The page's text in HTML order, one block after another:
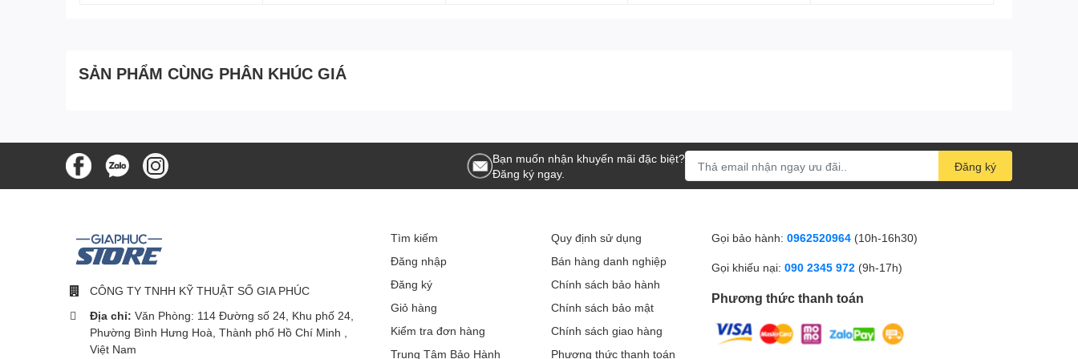
SẢN PHẨM CÙNG PHÂN KHÚC GIÁ
Bạn muốn nhận khuyến mãi đặc biệt?
Đăng ký ngay.
Đăng ký
CÔNG TY TNHH KỸ THUẬT SỐ GIA PHÚC
Địa chỉ: Văn Phòng: 114 Đường số 24, Khu phố 24,
Phường Bình Hưng Hoà, Thành phố Hồ Chí Minh ,
Việt Nam
Tìm kiếm
Đăng nhập
Đăng ký
Giỏ hàng
Kiểm tra đơn hàng
Trung Tâm Bảo Hành
Quy định sử dụng
Bán hàng danh nghiệp
Chính sách bảo hành
Chính sách bảo mật
Chính sách giao hàng
Phương thức thanh toán
Gọi bảo hành: 0962520964 (10h-16h30)
Gọi khiếu nại: 090 2345 972 (9h-17h)
Phương thức thanh toán